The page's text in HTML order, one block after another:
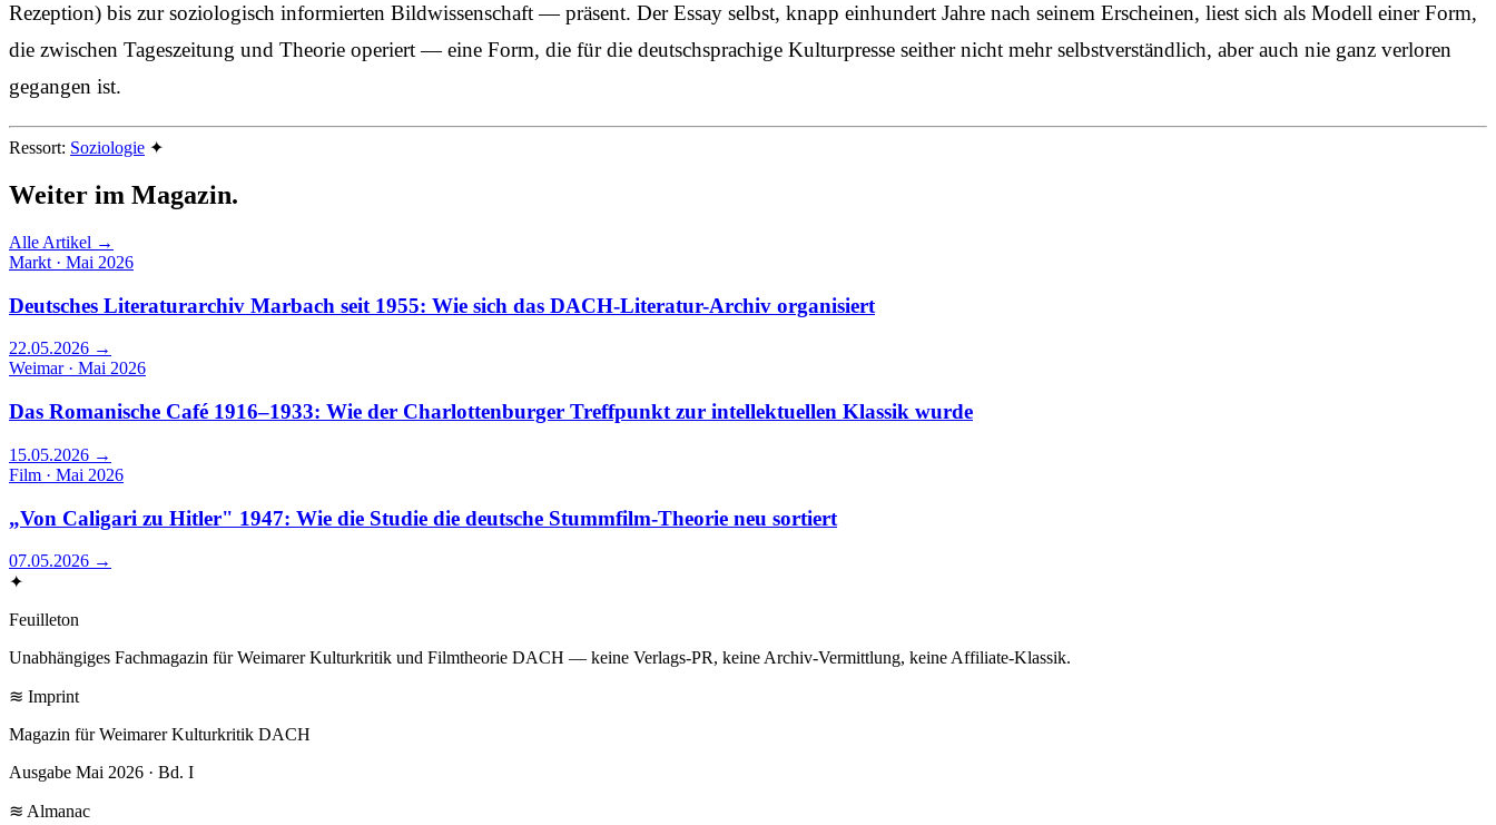
Rezeption) bis zur soziologisch informierten Bildwissenschaft — präsent. Der Essay selbst, knapp einhundert Jahre nach seinem Erscheinen, liest sich als Modell einer Form,
die zwischen Tageszeitung und Theorie operiert — eine Form, die für die deutschsprachige Kulturpresse seither nicht mehr selbstverständlich, aber auch nie ganz verloren
gegangen ist.
Ressort: Soziologie ✦
Weiter im Magazin.
Alle Artikel →
Markt · Mai 2026
Deutsches Literaturarchiv Marbach seit 1955: Wie sich das DACH-Literatur-Archiv organisiert
22.05.2026 →
Weimar · Mai 2026
Das Romanische Café 1916–1933: Wie der Charlottenburger Treffpunkt zur intellektuellen Klassik wurde
15.05.2026 →
Film · Mai 2026
„Von Caligari zu Hitler" 1947: Wie die Studie die deutsche Stummfilm-Theorie neu sortiert
07.05.2026 →
✦
Feuilleton
Unabhängiges Fachmagazin für Weimarer Kulturkritik und Filmtheorie DACH — keine Verlags-PR, keine Archiv-Vermittlung, keine Affiliate-Klassik.
≋ Imprint
Magazin für Weimarer Kulturkritik DACH
Ausgabe Mai 2026 · Bd. I
≋ Almanac